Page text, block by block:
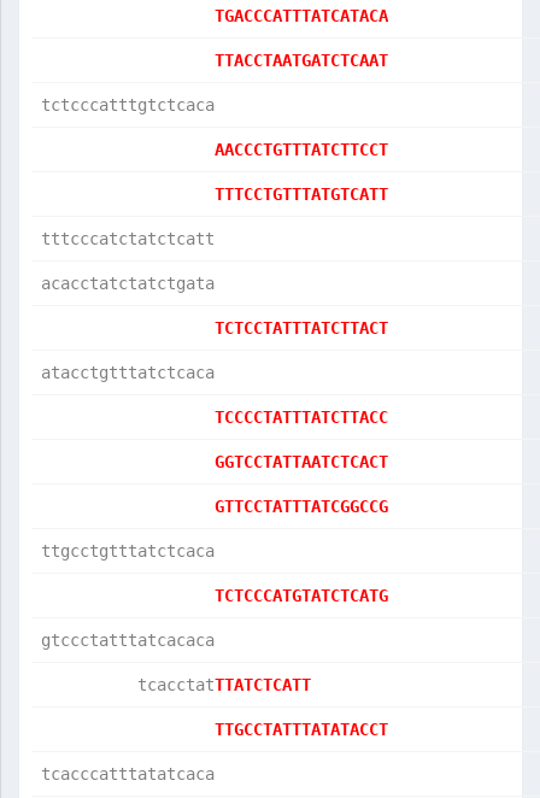
TGACCCATTTATCATACA
TTACCTAATGATCTCAAT
tctcccatttgtctcaca
AACCCTGTTTATCTTCCT
TTTCCTGTTTATGTCATT
tttcccatctatctcatt
acacctatctatctgata
TCTCCTATTTATCTTACT
atacctgtttatctcaca
TCCCCTATTTATCTTACC
GGTCCTATTAATCTCACT
GTTCCTATTTATCGGCCG
ttgcctgtttatctcaca
TCTCCCATGTATCTCATG
gtccctatttatcacaca
          tcacctat
TTATCTCATT
TTGCCTATTTATATACCT
tcacccatttatatcaca